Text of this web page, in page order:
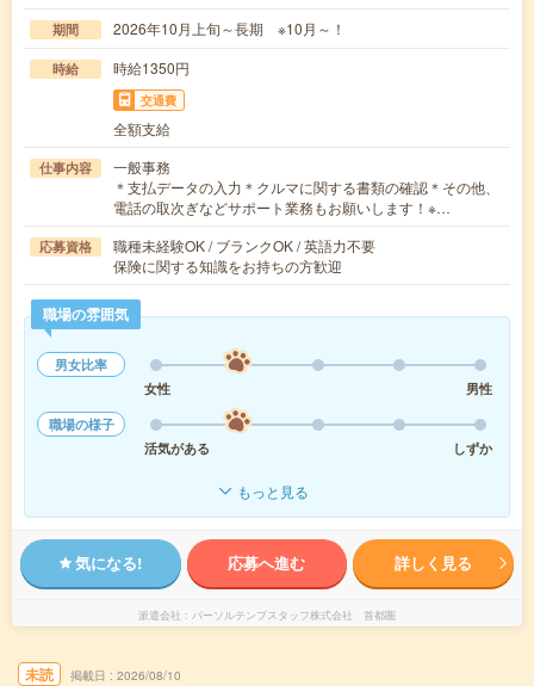
期間 2026年10月上旬～長期 ※10月～！
時給 時給1350円
交通費
全額支給
仕事内容
一般事務
＊支払データの入力＊クルマに関する書類の確認＊その他、
電話の取次ぎなどサポート業務もお願いします！※…
応募資格
職種未経験OK / ブランクOK / 英語力不要
保険に関する知識をお持ちの方歓迎
職場の雰囲気
男女比率
女性
男性
職場の様子
活気がある
しずか
もっと見る
気になる! 応募へ進む 詳しく見る
派遣会社 パーソルテンプスタッフ株式会社 首都圏
未読 掲載日 2026/08/10